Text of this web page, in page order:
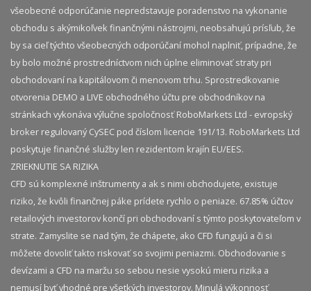
všeobecné odporúčanie nepredstavuje poradenstvo na vykonanie
obchodu s akýmikoľvek finančnými nástrojmi, neobsahujú prísľub, že
by sa cieľ týchto všeobecných odporúčaní mohol naplniť, prípadne, že
by bolo možné prostredníctvom nich úplne eliminovať straty pri
obchodovaní na kapitálovom či menovom trhu. Sprostredkovanie
otvorenia DEMO a LIVE obchodného účtu pre obchodníkov na
stránkach vykonáva výlučne spoločnosť RoboMarkets Ltd - evropský
broker regulovaný CySEC pod číslom licencie 191/13. RoboMarkets Ltd
poskytuje finančné služby len rezidentom krajín EU/EES.
ZRIEKNUTIE SA RIZIKA
CFD sú komplexné inštrumenty a ak s nimi obchodujete, existuje
riziko, že kvôli finančnej páke prídete rychlo o peniaze. 67.85% účtov
retailových investorov končí pri obchodovaní s týmto poskytovateľom v
strate. Zamyslite se nad tým, že chápete, ako CFD fungujú a či si
môžete dovoliť takto riskovať so svojimi peniazmi. Obchodovanie s
devízami a CFD na maržu so sebou nesie vysokú mieru rizika a
nemusí byť vhodné pre všetkých investorov. Minulá výkonnosť